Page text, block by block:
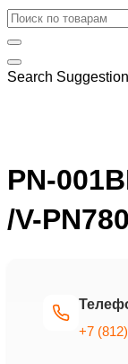
Search
PN-
/V-
+7